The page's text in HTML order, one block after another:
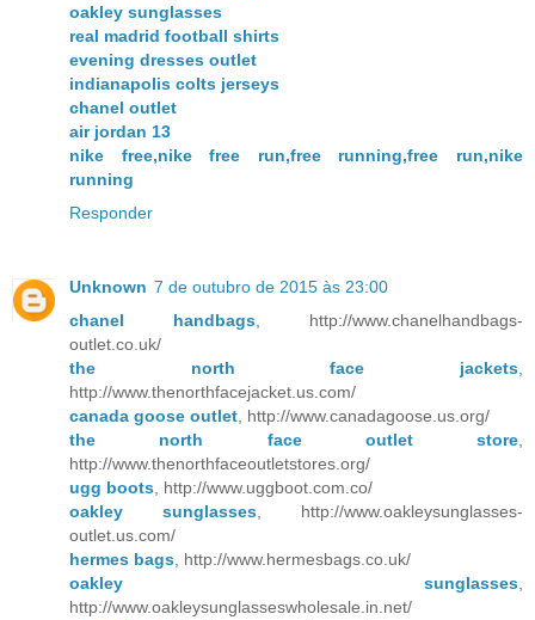
oakley sunglasses
real madrid football shirts
evening dresses outlet
indianapolis colts jerseys
chanel outlet
air jordan 13
nike free,nike free run,free running,free run,nike
running
Responder
Unknown 7 de outubro de 2015 às 23:00
chanel handbags, http://www.chanelhandbags-
outlet.co.uk/
the north face jackets,
http://www.thenorthfacejacket.us.com/
canada goose outlet, http://www.canadagoose.us.org/
the north face outlet store,
http://www.thenorthfaceoutletstores.org/
ugg boots, http://www.uggboot.com.co/
oakley sunglasses, http://www.oakleysunglasses-
outlet.us.com/
hermes bags, http://www.hermesbags.co.uk/
oakley sunglasses,
http://www.oakleysunglasseswholesale.in.net/